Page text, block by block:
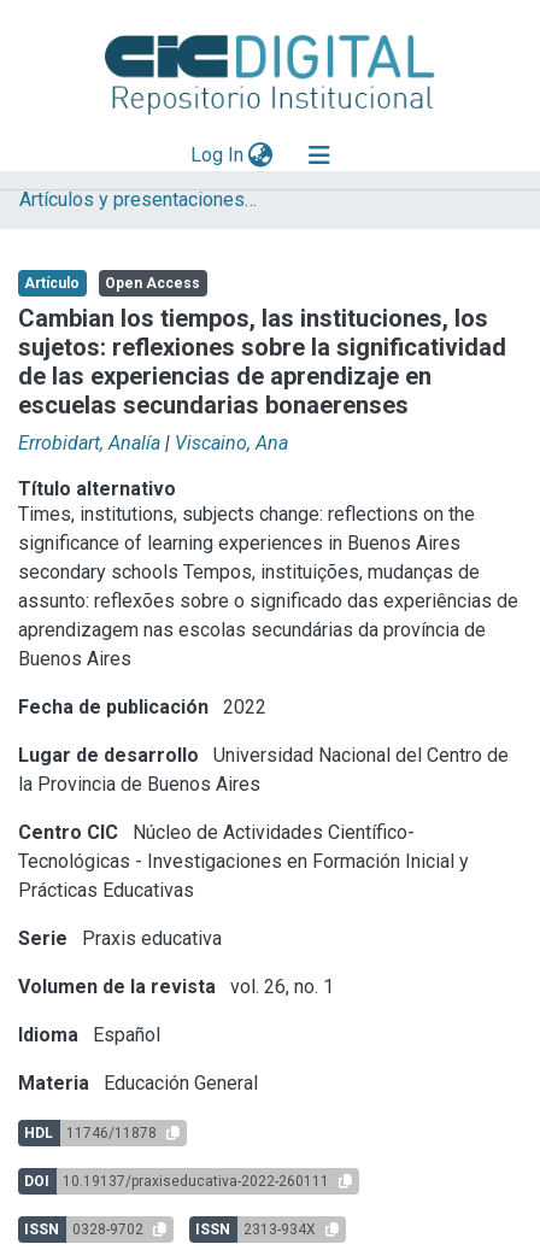
Log In(current)
Explorar
Aportar material
Statistics
Artículos y presentaciones en Congresos NACT / IFIPRAC-ED
Artículo Open Access
Cambian los tiempos, las instituciones, los
sujetos: reflexiones sobre la significatividad
de las experiencias de aprendizaje en
escuelas secundarias bonaerenses
Errobidart, Analía | Viscaino, Ana
Título alternativo
Times, institutions, subjects change: reflections on the
significance of learning experiences in Buenos Aires
secondary schools Tempos, instituições, mudanças de
assunto: reflexões sobre o significado das experiências de
aprendizagem nas escolas secundárias da província de
Buenos Aires
Fecha de publicación 2022
Lugar de desarrollo
Universidad Nacional del Centro de
la Provincia de Buenos Aires
Centro CIC
Núcleo de Actividades Científico-
Tecnológicas - Investigaciones en Formación Inicial y
Prácticas Educativas
Serie Praxis educativa
Volumen de la revista vol. 26, no. 1
Idioma Español
Materia Educación General
HDL 11746/11878
DOI 10.19137/praxiseducativa-2022-260111
ISSN 0328-9702 ISSN 2313-934X